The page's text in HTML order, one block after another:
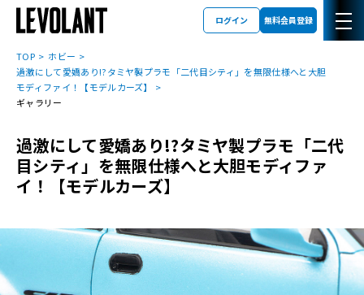
ログイン 無料会員登録
TOP
ホビー
過激にして愛嬌あり!?タミヤ製プラモ「二代目シティ」を無限仕様へと大胆
モディファイ！【モデルカーズ】
ギャラリー
過激にして愛嬌あり!?タミヤ製プラモ「二代
目シティ」を無限仕様へと大胆モディファ
イ！【モデルカーズ】